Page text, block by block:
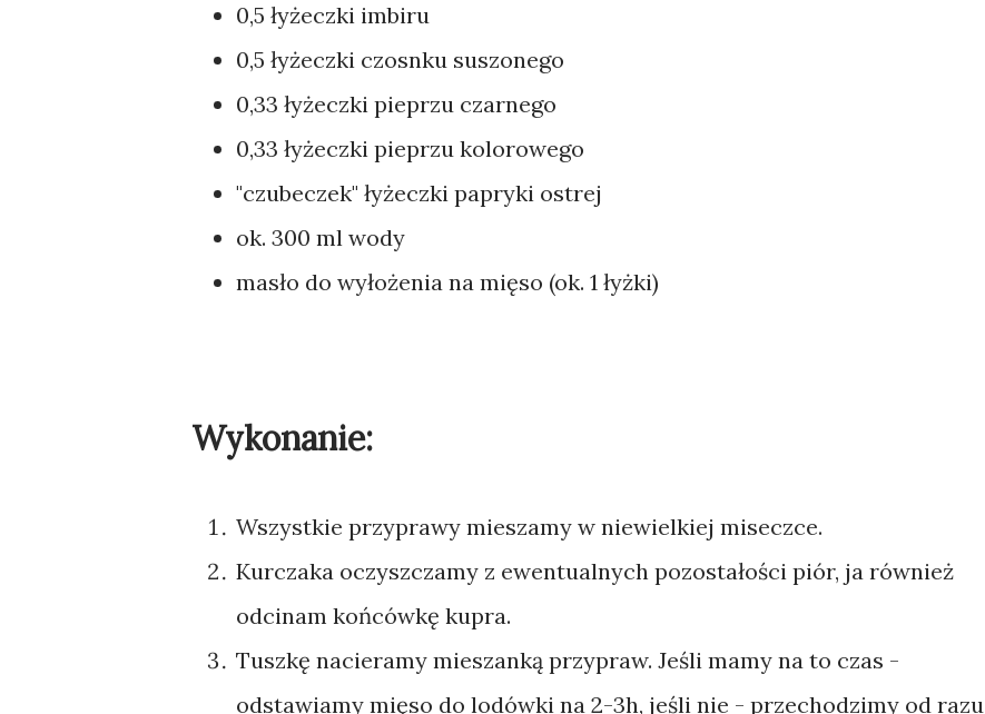
0,5 łyżeczki imbiru
0,5 łyżeczki czosnku suszonego
0,33 łyżeczki pieprzu czarnego
0,33 łyżeczki pieprzu kolorowego
"czubeczek" łyżeczki papryki ostrej
ok. 300 ml wody
masło do wyłożenia na mięso (ok. 1 łyżki)
Wykonanie:
Wszystkie przyprawy mieszamy w niewielkiej miseczce.
Kurczaka oczyszczamy z ewentualnych pozostałości piór, ja również
odcinam końcówkę kupra.
Tuszkę nacieramy mieszanką przypraw. Jeśli mamy na to czas -
odstawiamy mięso do lodówki na 2-3h, jeśli nie - przechodzimy od razu